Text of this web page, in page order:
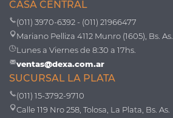
CASA CENTRAL
(011) 3970-6392 - (011) 21966477
Mariano Pelliza 4112 Munro (1605), Bs. As.
Lunes a Viernes de 8:30 a 17hs.
ventas@dexa.com.ar
SUCURSAL LA PLATA
(011) 15-3792-9710
Calle 119 Nro 258, Tolosa, La Plata, Bs. As.